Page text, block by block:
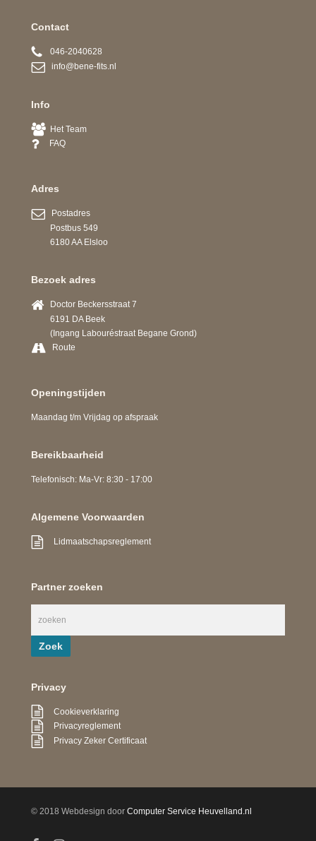
Contact
046-2040628
info@bene-fits.nl
Info
Het Team
FAQ
Adres
Postadres
Postbus 549
6180 AA Elsloo
Bezoek adres
Doctor Beckersstraat 7
6191 DA Beek
(Ingang Labouréstraat Begane Grond)
Route
Openingstijden
Maandag t/m Vrijdag op afspraak
Bereikbaarheid
Telefonisch: Ma-Vr: 8:30 - 17:00
Algemene Voorwaarden
Lidmaatschapsreglement
Partner zoeken
Privacy
Cookieverklaring
Privacyreglement
Privacy Zeker Certificaat
© 2018 Webdesign doorComputer Service Heuvelland.nl